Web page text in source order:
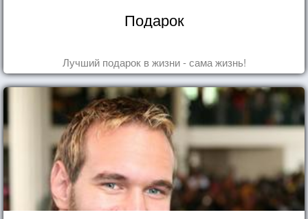
Подарок
Лучший подарок в жизни - сама жизнь!